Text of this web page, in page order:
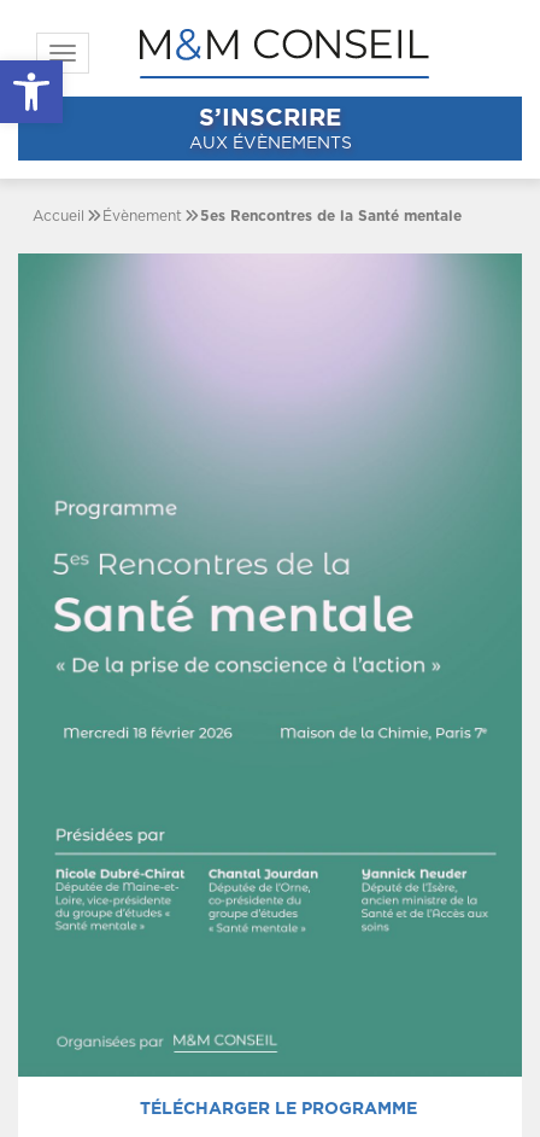
Ouvrir la barre d’outils
Toggle navigation
S’INSCRIRE
AUX ÉVÈNEMENTS
Accueil Évènement 5es Rencontres de la Santé mentale
TÉLÉCHARGER LE PROGRAMME